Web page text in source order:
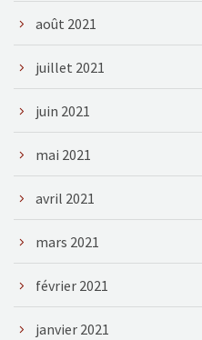
août 2021
juillet 2021
juin 2021
mai 2021
avril 2021
mars 2021
février 2021
janvier 2021